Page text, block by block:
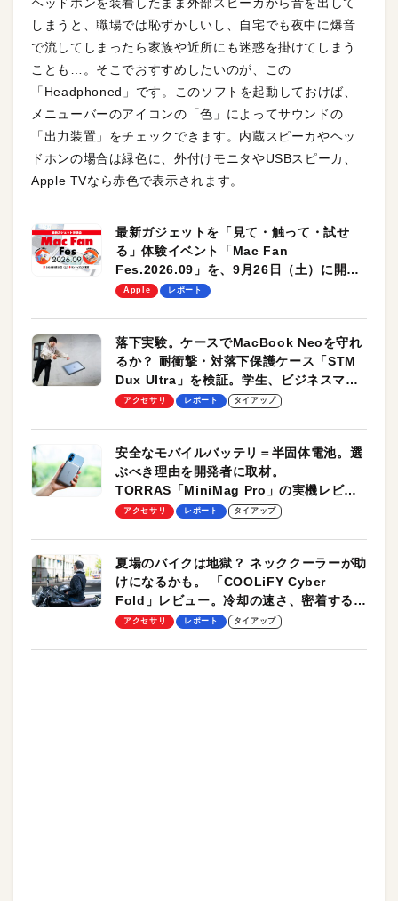
しまうと、職場では恥ずかしいし、自宅でも夜中に爆音
で流してしまったら家族や近所にも迷惑を掛けてしまう
ことも…。そこでおすすめしたいのが、この
「Headphoned」です。このソフトを起動しておけば、
メニューバーのアイコンの「色」によってサウンドの
「出力装置」をチェックできます。内蔵スピーカやヘッ
ドホンの場合は緑色に、外付けモニタやUSBスピーカ、
Apple TVなら赤色で表示されます。
最新ガジェットを「見て・触って・試せ
る」体験イベント「Mac Fan
Fes.2026.09」を、9月26日（土）に開催
します！
Apple レポート
落下実験。ケースでMacBook Neoを守れ
るか？ 耐衝撃・対落下保護ケース「STM
Dux Ultra」を検証。学生、ビジネスマン
のモバイルユースに最適！
アクセサリ レポート タイアップ
安全なモバイルバッテリ＝半固体電池。選
ぶべき理由を開発者に取材。
TORRAS「MiniMag Pro」の実機レビュ
ーも
アクセサリ レポート タイアップ
夏場のバイクは地獄？ ネッククーラーが助
けになるかも。 「COOLiFY Cyber
Fold」レビュー。冷却の速さ、密着する冷
却プレート、シンプルな操作性がグッド！
アクセサリ レポート タイアップ